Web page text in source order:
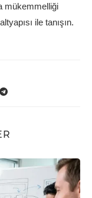
mükemmelliği
ile tanışın.